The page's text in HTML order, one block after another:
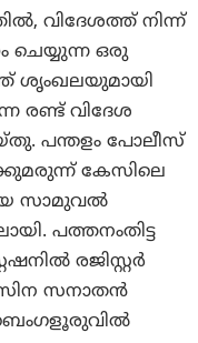
വിദേശത്ത് നിന്ന്
ചെയ്യുന്ന ഒരു
ശൃംഖലയുമായി
രണ്ട് വിദേശ
പന്തളം പോലീസ്
കേസിലെ
സാമുവൽ
പത്തനംതിട്ട
രജിസ്റ്റർ
സനാതൻ